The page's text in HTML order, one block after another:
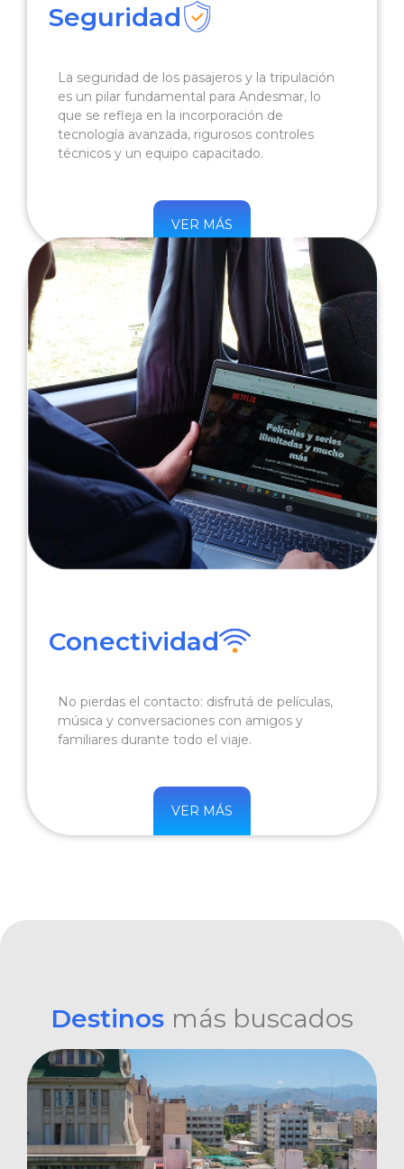
Seguridad
La seguridad de los pasajeros y la tripulación
es un pilar fundamental para Andesmar, lo
que se refleja en la incorporación de
tecnología avanzada, rigurosos controles
técnicos y un equipo capacitado.
VER MÁS
Conectividad
No pierdas el contacto: disfrutá de películas,
música y conversaciones con amigos y
familiares durante todo el viaje.
VER MÁS
Destinos más buscados